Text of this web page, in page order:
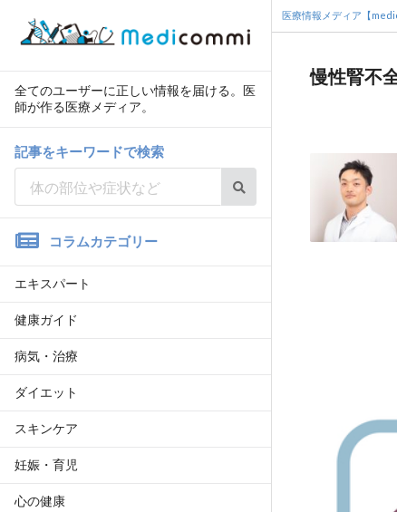
全てのユーザーに正しい情報を届ける。医
師が作る医療メディア。
記事をキーワードで検索
コラムカテゴリー
エキスパート
健康ガイド
病気・治療
ダイエット
スキンケア
妊娠・育児
心の健康
医療情報メディア【
慢性腎不